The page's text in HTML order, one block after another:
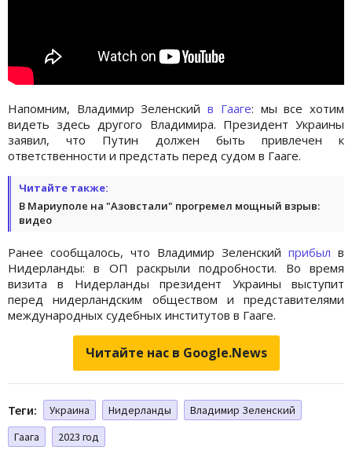
Напомним, Владимир Зеленскийв Гааге: мы все хотим
видеть здесь другого Владимира. Президент Украины
заявил, что Путин должен быть привлечен к
ответственности и предстать перед судом в Гааге.
Читайте также:
В Мариуполе на "Азовстали" прогремел мощный взрыв:
видео
Ранее сообщалось, что Владимир Зеленский прибыл в
Нидерланды: в ОП раскрыли подробности. Во время
визита в Нидерланды президент Украины выступит
перед нидерландским обществом и представителями
международных судебных институтов в Гааге.
Читайте нас в Google.News
Теги: Украина Нидерланды
Владимир Зеленский
Гаага
2023 год